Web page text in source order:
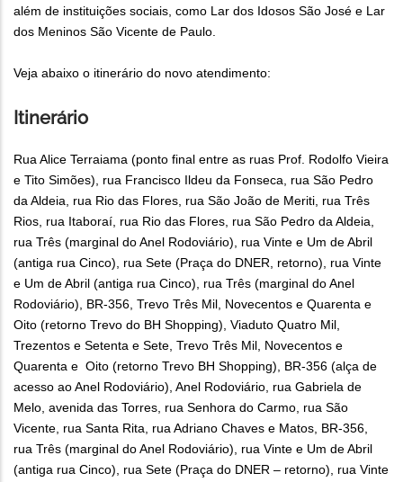
além de instituições sociais, como Lar dos Idosos São José e Lar
dos Meninos São Vicente de Paulo.
Veja abaixo o itinerário do novo atendimento:
Itinerário
Rua Alice Terraiama (ponto final entre as ruas Prof. Rodolfo Vieira
e Tito Simões), rua Francisco Ildeu da Fonseca, rua São Pedro
da Aldeia, rua Rio das Flores, rua São João de Meriti, rua Três
Rios, rua Itaboraí, rua Rio das Flores, rua São Pedro da Aldeia,
rua Três (marginal do Anel Rodoviário), rua Vinte e Um de Abril
(antiga rua Cinco), rua Sete (Praça do DNER, retorno), rua Vinte
e Um de Abril (antiga rua Cinco), rua Três (marginal do Anel
Rodoviário), BR-356, Trevo Três Mil, Novecentos e Quarenta e
Oito (retorno Trevo do BH Shopping), Viaduto Quatro Mil,
Trezentos e Setenta e Sete, Trevo Três Mil, Novecentos e
Quarenta e Oito (retorno Trevo BH Shopping), BR-356 (alça de
acesso ao Anel Rodoviário), Anel Rodoviário, rua Gabriela de
Melo, avenida das Torres, rua Senhora do Carmo, rua São
Vicente, rua Santa Rita, rua Adriano Chaves e Matos, BR-356,
rua Três (marginal do Anel Rodoviário), rua Vinte e Um de Abril
(antiga rua Cinco), rua Sete (Praça do DNER – retorno), rua Vinte